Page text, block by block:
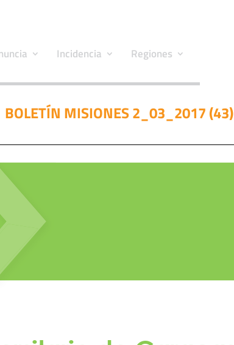
Incidencia Regiones
BOLETÍN MISIONES 2_03_2017 (43)